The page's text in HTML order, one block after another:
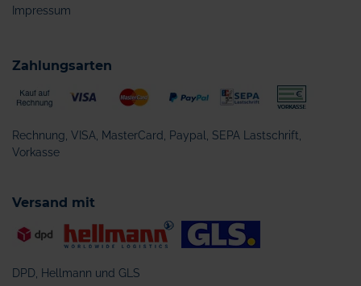
Impressum
Zahlungsarten
Rechnung, VISA, MasterCard, Paypal, SEPA Lastschrift,
Vorkasse
Versand mit
DPD, Hellmann und GLS